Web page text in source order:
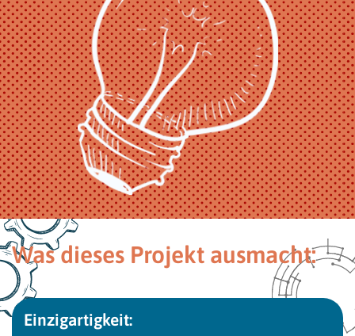
Was dieses Projekt ausmacht:
Einzigartigkeit: